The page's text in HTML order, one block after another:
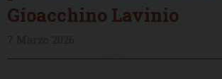
Gioacchino Lavinio